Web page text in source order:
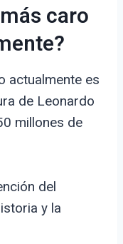
caro
actualmente es
de Leonardo
millones de
del
y la